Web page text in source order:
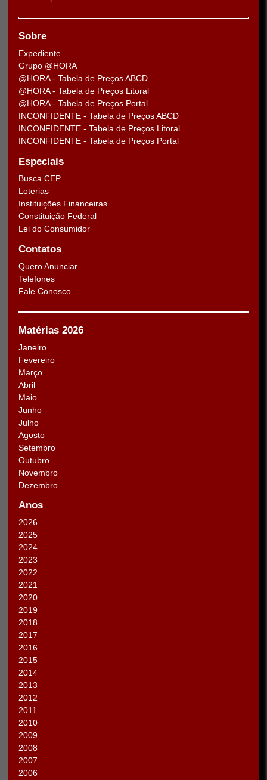
Sobre
Expediente
Grupo @HORA
@HORA - Tabela de Preços ABCD
@HORA - Tabela de Preços Litoral
@HORA - Tabela de Preços Portal
INCONFIDENTE - Tabela de Preços ABCD
INCONFIDENTE - Tabela de Preços Litoral
INCONFIDENTE - Tabela de Preços Portal
Especiais
Busca CEP
Loterias
Instituições Financeiras
Constituição Federal
Lei do Consumidor
Contatos
Quero Anunciar
Telefones
Fale Conosco
Matérias 2026
Janeiro
Fevereiro
Março
Abril
Maio
Junho
Julho
Agosto
Setembro
Outubro
Novembro
Dezembro
Anos
2026
2025
2024
2023
2022
2021
2020
2019
2018
2017
2016
2015
2014
2013
2012
2011
2010
2009
2008
2007
2006